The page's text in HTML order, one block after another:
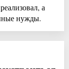
а
нужды.